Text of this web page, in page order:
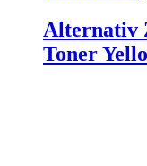
Alternativ
Toner